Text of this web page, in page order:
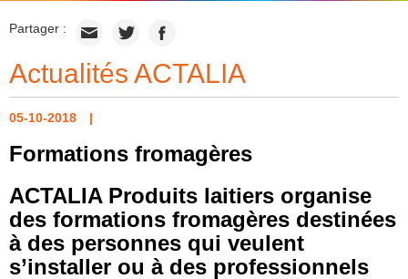
Partager :
Actualités ACTALIA
05-10-2018
Formations fromagères
ACTALIA Produits laitiers organise
des formations fromagères destinées
à des personnes qui veulent
s’installer ou à des professionnels